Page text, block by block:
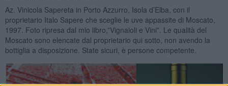
Az. Vinicola Sapereta in Porto Azzurro, Isola d’Elba, con il
proprietario Italo Sapere che sceglie le uve appassite di Moscato,
1997. Foto ripresa dal mio libro,”Vignaioli e Vini”. Le qualità del
Moscato sono elencate dal proprietario qui sotto, non avendo la
bottiglia a disposizione. State sicuri, è persone competente.